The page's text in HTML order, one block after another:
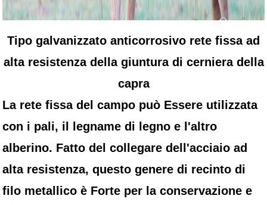
Tipo galvanizzato anticorrosivo rete fissa ad
alta resistenza della giuntura di cerniera della
capra
La rete fissa del campo può Essere utilizzata
con i pali, il legname di legno e l'altro
alberino. Fatto del collegare dell'acciaio ad
alta resistenza, questo genere di recinto di
filo metallico è Forte per la conservazione e